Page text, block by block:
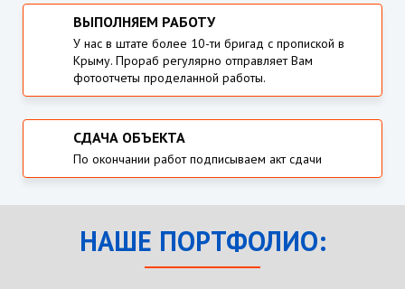
ВЫПОЛНЯЕМ РАБОТУ
У нас в штате более 10-ти бригад с пропиской в
Крыму. Прораб регулярно отправляет Вам
фотоотчеты проделанной работы.
СДАЧА ОБЪЕКТА
По окончании работ подписываем акт сдачи
НАШЕ ПОРТФОЛИО: